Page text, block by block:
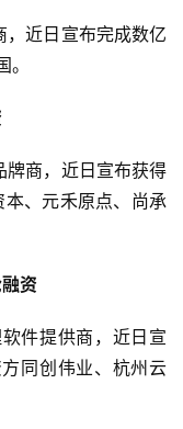
，近日宣布完成数亿
牌商，近日宣布获得
、元禾原点、尚承
资
件提供商，近日宣
同创伟业、杭州云